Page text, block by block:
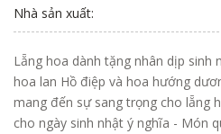
Nhà sản xuất:
Lẵng hoa dành tặng nhân dịp sinh
hoa lan Hồ điệp và hoa hướng
mang đến sự sang trọng cho lẵng
cho ngày sinh nhật ý nghĩa - Món